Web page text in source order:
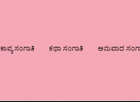
ಕಾವ್ಯ ಸಂಗಾತಿ ಕಥಾ ಸಂಗಾತಿ ಅನುವಾದ